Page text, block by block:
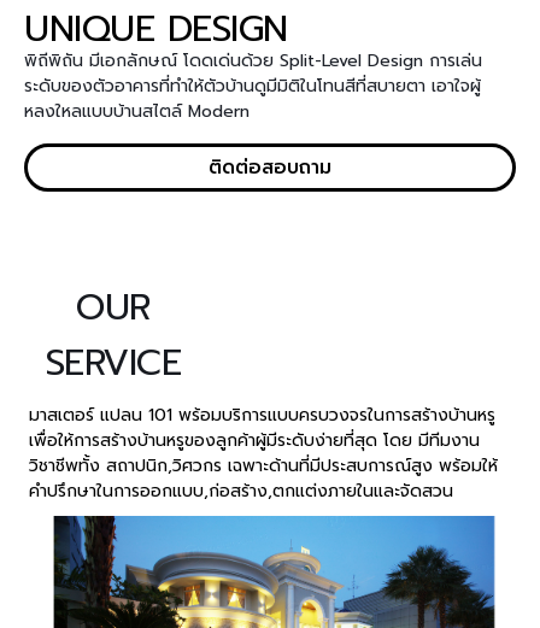
UNIQUE DESIGN
พิถีพิถัน มีเอกลักษณ์ โดดเด่นด้วย Split-Level Design การเล่น
ระดับของตัวอาคารที่ทำให้ตัวบ้านดูมีมิติในโทนสีที่สบายตา เอาใจผู้
หลงใหลแบบบ้านสไตล์ Modern
ติดต่อสอบถาม
OUR
SERVICE
มาสเตอร์ แปลน 101 พร้อมบริการแบบครบวงจรในการสร้างบ้านหรู
เพื่อให้การสร้างบ้านหรูของลูกค้าผู้มีระดับง่ายที่สุด โดย มีทีมงาน
วิชาชีพทั้ง สถาปนิก,วิศวกร เฉพาะด้านที่มีประสบการณ์สูง พร้อมให้
คำปรึกษาในการออกแบบ,ก่อสร้าง,ตกแต่งภายในและจัดสวน